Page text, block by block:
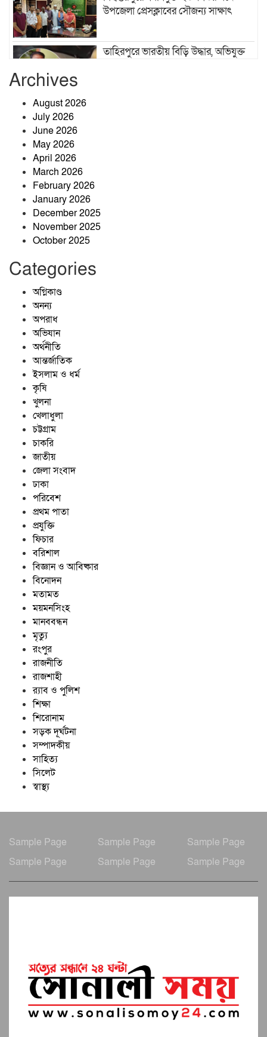
উপজেলা প্রেসক্লাবের সৌজন্য সাক্ষাৎ
তাহিরপুরে ভারতীয় বিড়ি উদ্ধার, অভিযুক্ত
Archives
August 2026
July 2026
June 2026
May 2026
April 2026
March 2026
February 2026
January 2026
December 2025
November 2025
October 2025
Categories
অগ্নিকাণ্ড
অনন্য
অপরাধ
অভিযান
অর্থনীতি
আন্তর্জাতিক
ইসলাম ও ধর্ম
কৃষি
খুলনা
খেলাধুলা
চট্টগ্রাম
চাকরি
জাতীয়
জেলা সংবাদ
ঢাকা
পরিবেশ
প্রথম পাতা
প্রযুক্তি
ফিচার
বরিশাল
বিজ্ঞান ও আবিষ্কার
বিনোদন
মতামত
ময়মনসিংহ
মানববন্ধন
মৃত্যু
রংপুর
রাজনীতি
রাজশাহী
র‍্যাব ও পুলিশ
শিক্ষা
শিরোনাম
সড়ক দূর্ঘটনা
সম্পাদকীয়
সাহিত্য
সিলেট
স্বাস্থ্য
Sample Page Sample Page
Sample Page
Sample Page
Sample Page Sample Page